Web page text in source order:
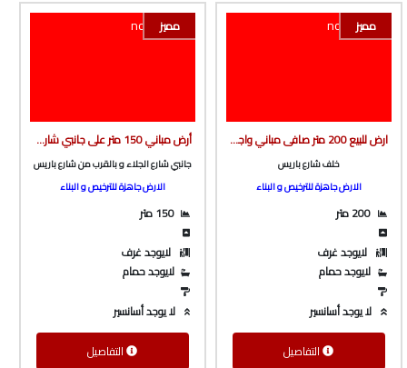
مميز
ارض للبيع 200 متر صافى مباني واجهه بحريه خلف شارع باريس ع شارع بعرض 10 متر من شركة الوسيط العقارية بشبين الكوم
خلف شارع باريس
الارض جاهزة للترخيص و البناء
200 متر
لايوجد غرف
لايوجد حمام
لا يوجد أسانسير
التفاصيل
مميز
أرض مباني 150 متر على جانبي شارع الجلاء بالقرب من كنافة و بسبوسه و بالقرب من شارع باريس من شركة الوسيط العقارية بشبين الكوم
جانبي شارع الجلاء و بالقرب من شارع باريس
الارض جاهزة للترخيص و البناء
150 متر
لايوجد غرف
لايوجد حمام
لا يوجد أسانسير
التفاصيل